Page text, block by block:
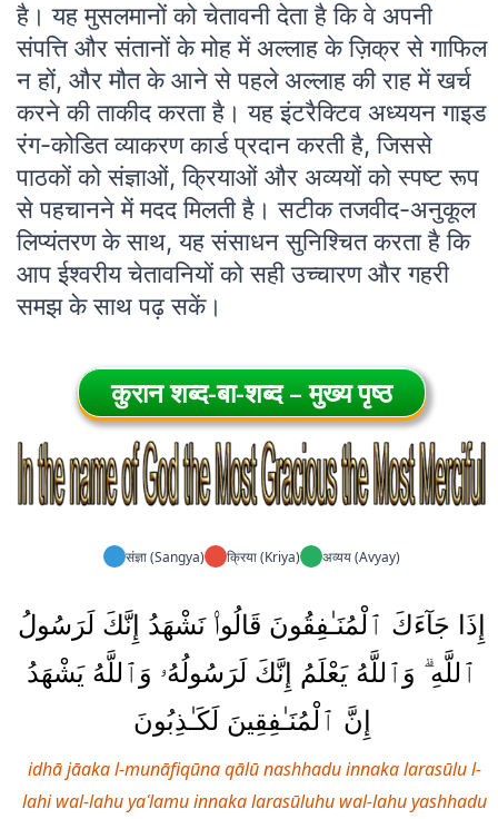
है। यह मुसलमानों को चेतावनी देता है कि वे अपनी
संपत्ति और संतानों के मोह में अल्लाह के ज़िक्र से गाफिल
न हों, और मौत के आने से पहले अल्लाह की राह में खर्च
करने की ताकीद करता है। यह इंटरैक्टिव अध्ययन गाइड
रंग-कोडित व्याकरण कार्ड प्रदान करती है, जिससे
पाठकों को संज्ञाओं, क्रियाओं और अव्ययों को स्पष्ट रूप
से पहचानने में मदद मिलती है। सटीक तजवीद-अनुकूल
लिप्यंतरण के साथ, यह संसाधन सुनिश्चित करता है कि
आप ईश्वरीय चेतावनियों को सही उच्चारण और गहरी
समझ के साथ पढ़ सकें।
कुरान शब्द-बा-शब्द – मुख्य पृष्ठ
संज्ञा (Sangya) क्रिया (Kriya) अव्यय (Avyay)
إِذَا جَآءَكَ ٱلْمُنَـٰفِقُونَ قَالُوا۟ نَشْهَدُ إِنَّكَ لَرَسُولُ
ٱللَّهِ ۗ وَٱللَّهُ يَعْلَمُ إِنَّكَ لَرَسُولُهُۥ وَٱللَّهُ يَشْهَدُ
إِنَّ ٱلْمُنَـٰفِقِينَ لَكَـٰذِبُونَ
idhā jāaka l-munāfiqūna qālū nashhadu innaka larasūlu l-
lahi wal-lahu yaʿlamu innaka larasūluhu wal-lahu yashhadu